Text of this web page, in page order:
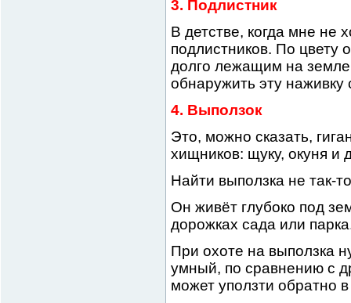
3. Подлистник
В детстве, когда мне не
подлистников. По цвету
долго лежащим на
обнаружить эту наживку
4. Выползок
Это, можно сказать,
хищников: щуку, окуня и
Найти выползка не так-
Он живёт глубоко под
дорожках сада или
При охоте на выползка
умный, по сравнению с
может уползти обратно